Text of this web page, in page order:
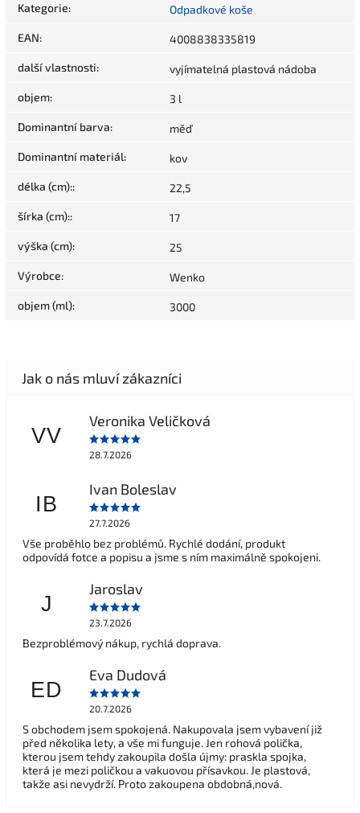
Kategorie: Odpadkové koše
EAN: 4008838335819
další vlastnosti: vyjímatelná plastová nádoba
objem: 3 l
Dominantní barva: měď
Dominantní materiál: kov
délka (cm):: 22,5
šírka (cm):: 17
výška (cm): 25
Výrobce: Wenko
objem (ml): 3000
VV
Veronika Veličková
28.7.2026
IB
Ivan Boleslav
27.7.2026
Vše proběhlo bez problémů. Rychlé dodání, produkt
odpovídá fotce a popisu a jsme s ním maximálně spokojeni.
J
Jaroslav
23.7.2026
Bezproblémový nákup, rychlá doprava.
ED
Eva Dudová
20.7.2026
S obchodem jsem spokojená. Nakupovala jsem vybavení již
před několika lety, a vše mi funguje. Jen rohová polička,
kterou jsem tehdy zakoupila došla újmy: praskla spojka,
která je mezi poličkou a vakuovou přísavkou. Je plastová,
takže asi nevydrží. Proto zakoupena obdobná,nová.